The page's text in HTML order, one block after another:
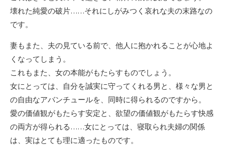
壊れた純愛の破片……それにしがみつく哀れな夫の末路なの
です。
妻もまた、夫の見ている前で、他人に抱かれることが心地よ
くなってしまう。
これもまた、女の本能がもたらすものでしょう。
女にとっては、自分を誠実に守ってくれる男と、様々な男と
の自由なアバンチュールを、同時に得られるのですから。
愛の価値観がもたらす安定と、欲望の価値観がもたらす快感
の両方が得られる……女にとっては、寝取られ夫婦の関係
は、実はとても理に適ったものです。